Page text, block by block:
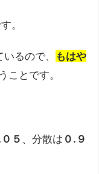
。
るので、
もはや
ことです。
０５ 、分散は ０ . ９